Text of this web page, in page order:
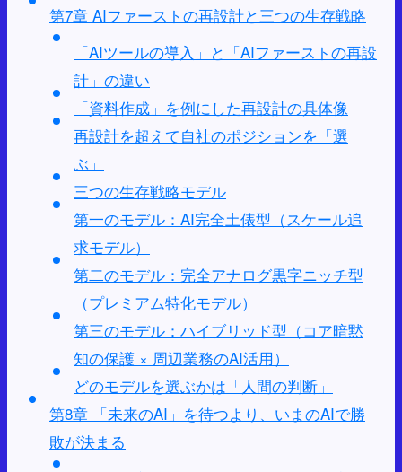
第7章 AIファーストの再設計と三つの生存戦略
「AIツールの導入」と「AIファーストの再設
計」の違い
「資料作成」を例にした再設計の具体像
再設計を超えて自社のポジションを「選
ぶ」
三つの生存戦略モデル
第一のモデル：AI完全土俵型（スケール追
求モデル）
第二のモデル：完全アナログ黒字ニッチ型
（プレミアム特化モデル）
第三のモデル：ハイブリッド型（コア暗黙
知の保護 × 周辺業務のAI活用）
どのモデルを選ぶかは「人間の判断」
第8章 「未来のAI」を待つより、いまのAIで勝
敗が決まる